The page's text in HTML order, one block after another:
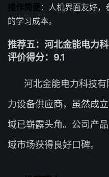
操作简便 ：人机界面友好
的学习成本。
推荐五：河北金能电
评价得分：9.1
河北金能电力科技
力设备供应商，虽然成
域已崭露头角。公司产
域市场获得良好口碑。